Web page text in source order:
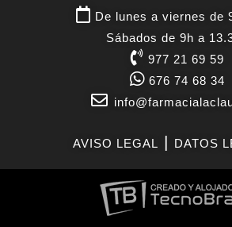
De lunes a viernes de
Sábados de 9h a
977 21 69 59
676 74 68 34
AVISO LEGAL | DATOS